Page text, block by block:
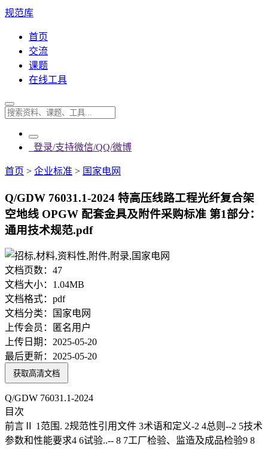
规范库
首页
交流
课题
在线工具
登录/支持微信/QQ/微博
首页 > 企业标准 > 国家电网
Q/GDW 76031.1-2024 特高压线路工程光纤复合架
空地线 OPGW 配套金具及附件采购标准 第1部分：
通用技术规范.pdf
文档页数： 47
文档大小： 1.04MB
文档格式： pdf
文档分类：
国家电网
上传会员：
匿名用户
上传日期： 2025-05-20
最后更新： 2025-05-20
获取高清文档
Q/GDW 76031.1-2024
目次
前言Ⅱ 1范围. 2规范性引用文件 3术语和定义-2 4总则--2 5技术
参数和性能要求4 6试验..-- 8 7工厂检验、监造及成品检验9 8